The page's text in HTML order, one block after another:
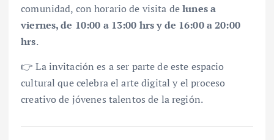
comunidad, con horario de visita delunes a
viernes, de 10:00 a 13:00 hrs y de 16:00 a 20:00
hrs.
👉 La invitación es a ser parte de este espacio
cultural que celebra el arte digital y el proceso
creativo de jóvenes talentos de la región.